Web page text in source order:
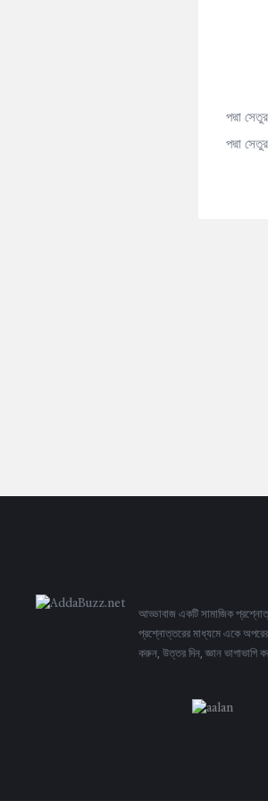
পদ্মা
পদ্মা
আড্ডাবাজ একটি সামাজিক
প্রশ্নোত্তরের মাধ্যমে একে
করুন, উত্তর দিন, জ্ঞান ভাগাভাগি